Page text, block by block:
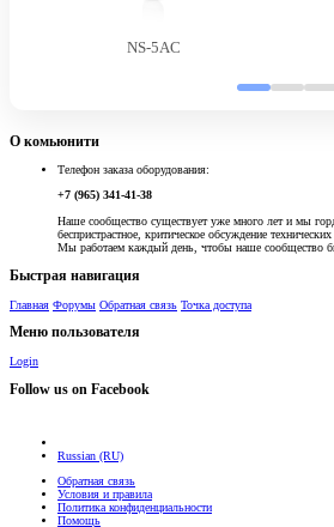
NS-5AC
О комьюнити
Телефон заказа оборудования:
+7 (965) 341-41-38
Наше сообщество существует уже много лет и мы
беспристрастное, критическое обсуждение
Мы работаем каждый день, чтобы наше сообщество
Быстрая навигация
Главная Форумы Обратная связь Точка доступа
Меню пользователя
Login
Follow us on Facebook
Russian (RU)
Обратная связь
Условия и правила
Политика конфиденциальности
Помощь